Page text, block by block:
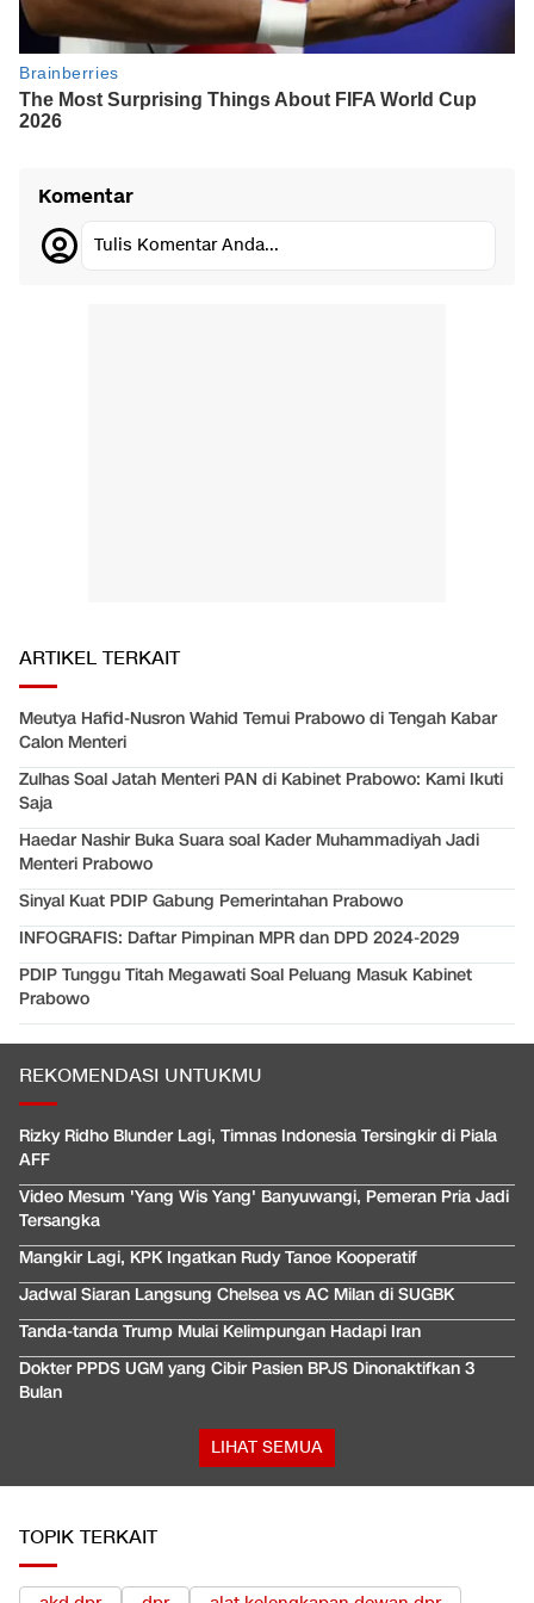
Komentar
Tulis Komentar Anda...
ARTIKEL TERKAIT
Meutya Hafid-Nusron Wahid Temui Prabowo di Tengah Kabar
Calon Menteri
Zulhas Soal Jatah Menteri PAN di Kabinet Prabowo: Kami Ikuti
Saja
Haedar Nashir Buka Suara soal Kader Muhammadiyah Jadi
Menteri Prabowo
Sinyal Kuat PDIP Gabung Pemerintahan Prabowo
INFOGRAFIS: Daftar Pimpinan MPR dan DPD 2024-2029
PDIP Tunggu Titah Megawati Soal Peluang Masuk Kabinet
Prabowo
REKOMENDASI UNTUKMU
Rizky Ridho Blunder Lagi, Timnas Indonesia Tersingkir di Piala
AFF
Video Mesum 'Yang Wis Yang' Banyuwangi, Pemeran Pria Jadi
Tersangka
Mangkir Lagi, KPK Ingatkan Rudy Tanoe Kooperatif
Jadwal Siaran Langsung Chelsea vs AC Milan di SUGBK
Tanda-tanda Trump Mulai Kelimpungan Hadapi Iran
Dokter PPDS UGM yang Cibir Pasien BPJS Dinonaktifkan 3
Bulan
LIHAT SEMUA
TOPIK TERKAIT